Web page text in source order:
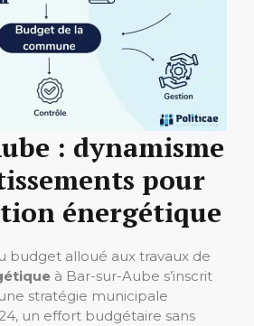
: dynamisme
pour
énergétique
budget alloué aux travaux de
à Bar-sur-Aube s’inscrit
stratégie municipale
un effort budgétaire sans